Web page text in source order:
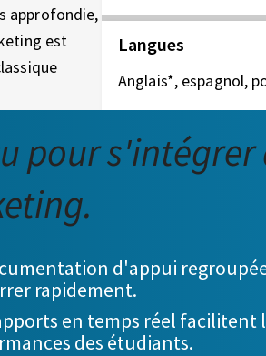
approfondie,
est
Langues
Anglais*, espagnol,
pour s'intégrer
d'appui
rapidement.
en temps réel facilitent
des étudiants.